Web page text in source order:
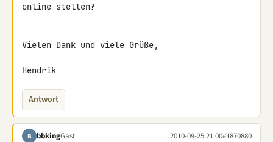
online stellen?
Vielen Dank und viele Grüße,
Hendrik
Antwort
B bbkingGast 2010-09-25 21:00#1870880